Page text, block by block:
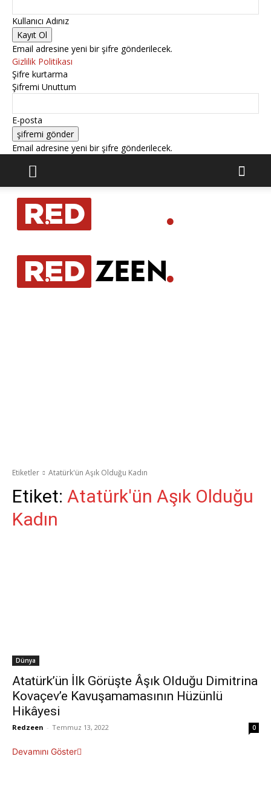
Kullanıcı Adınız
Email adresine yeni bir şifre gönderilecek.
Gizlilik Politikası
Şifre kurtarma
Şifremi Unuttum
E-posta
Email adresine yeni bir şifre gönderilecek.
Etiketler Atatürk'ün Aşık Olduğu Kadın
Etiket: Atatürk'ün Aşık Olduğu
Kadın
Dünya
Atatürk’ün İlk Görüşte Âşık Olduğu Dimitrina
Kovaçev’e Kavuşamamasının Hüzünlü
Hikâyesi
Redzeen - Temmuz 13, 2022 0
Devamını Göster